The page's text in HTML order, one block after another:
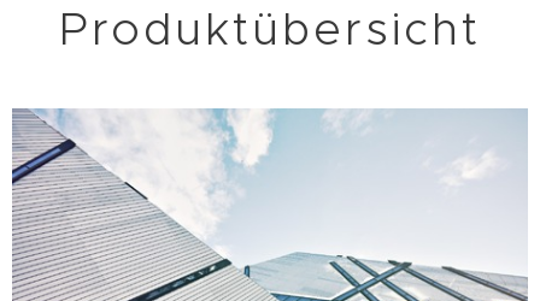
Produktübersicht